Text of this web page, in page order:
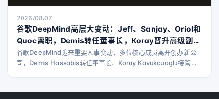
2026/08/07
谷歌DeepMind高层大变动：Jeff、Sanjay、Oriol和
Quoc离职，Demis转任董事长，Koray晋升高级副总
裁——GDM究竟发生了什么？
谷歌DeepMind迎来重要人事变动，多位核心成员离开创办新公
司，Demis Hassabis转任董事长，Koray Kavukcuoglu接管日